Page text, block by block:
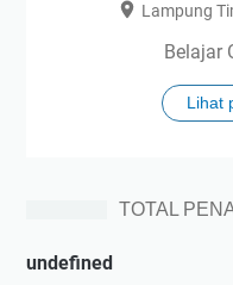
Lampung
Belajar
Lihat
TOTAL
undefned